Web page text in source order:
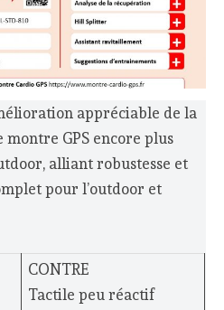
appréciable de la
GPS encore plus
alliant robustesse et
pour l’outdoor et
CONTRE
Tactile peu réactif